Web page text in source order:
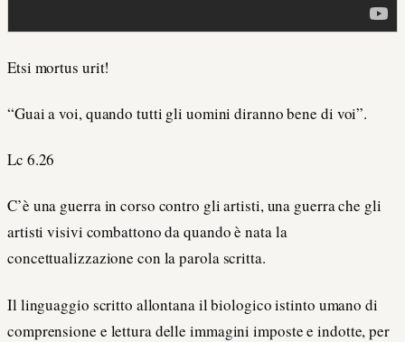
Etsi mortus urit!
“Guai a voi, quando tutti gli uomini diranno bene di voi”.
Lc 6.26
C’è una guerra in corso contro gli artisti, una guerra che gli
artisti visivi combattono da quando è nata la
concettualizzazione con la parola scritta.
Il linguaggio scritto allontana il biologico istinto umano di
comprensione e lettura delle immagini imposte e indotte, per